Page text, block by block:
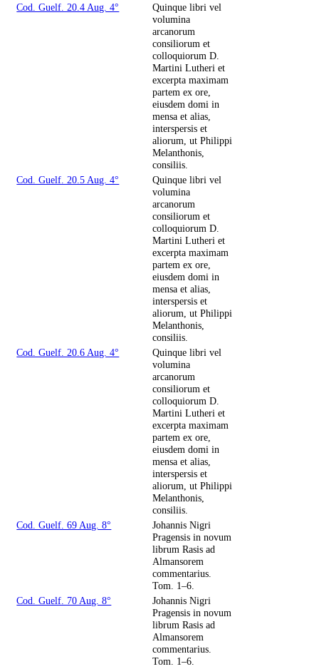
Cod. Guelf. 20.4 Aug. 4°
Quinque libri vel
volumina
arcanorum
consiliorum et
colloquiorum D.
Martini Lutheri et
excerpta maximam
partem ex ore,
eiusdem domi in
mensa et alias,
interspersis et
aliorum, ut Philippi
Melanthonis,
consiliis.
Cod. Guelf. 20.5 Aug. 4°
Quinque libri vel
volumina
arcanorum
consiliorum et
colloquiorum D.
Martini Lutheri et
excerpta maximam
partem ex ore,
eiusdem domi in
mensa et alias,
interspersis et
aliorum, ut Philippi
Melanthonis,
consiliis.
Cod. Guelf. 20.6 Aug. 4°
Quinque libri vel
volumina
arcanorum
consiliorum et
colloquiorum D.
Martini Lutheri et
excerpta maximam
partem ex ore,
eiusdem domi in
mensa et alias,
interspersis et
aliorum, ut Philippi
Melanthonis,
consiliis.
Cod. Guelf. 69 Aug. 8°
Johannis Nigri
Pragensis in novum
librum Rasis ad
Almansorem
commentarius.
Tom. 1–6.
Cod. Guelf. 70 Aug. 8°
Johannis Nigri
Pragensis in novum
librum Rasis ad
Almansorem
commentarius.
Tom. 1–6.